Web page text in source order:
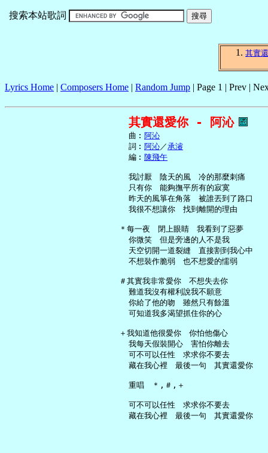
搜索本站歌詞
其實
Lyrics Home | Composers Home | Random Jump | Page 1 | Prev |
其實還愛你 - 阿沁
     曲︰
阿沁
     詞︰
阿沁／承濬
     編︰
陳飛午
     我討厭　陰天的風　冷的那麼刺痛
     只有你　能夠撫平所有的寂寞
     昨天的風箏在角落　被誰丟到了路口
     我很不想讓你　找到離開的理由
   ＊每一夜　閉上眼睛　我看到了惡夢
     你微笑　但是旁邊的人不是我
     天空切開一道裂縫　直接割到我心中
     不想裝作脆弱　也不想愛的懦弱
   ＃其實我非常愛你　不想失去你
     難道我沒有權利說我不願意
     你給了他的吻　雖然只有餘溫
     可知道我多渴望抓住你的心
   ＋我知道他很愛你　你怕他傷心
     我每天假裝開心　害怕你離去
     可不可以任性　求求你不要去
     藏在我心裡　最後一句　其實還愛你
     重唱　＊,＃,＋
     可不可以任性　求求你不要去